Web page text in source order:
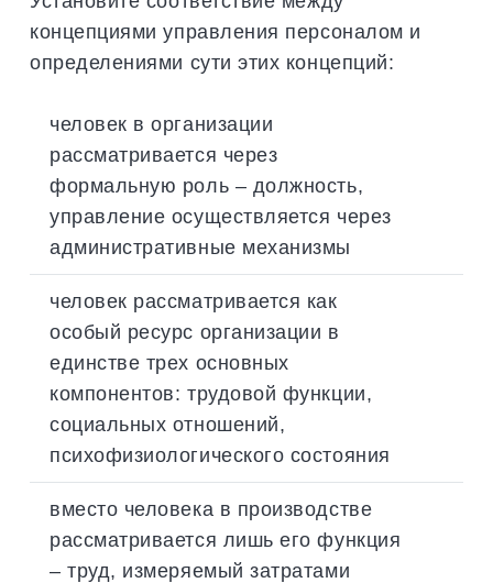
концепциями управления персоналом и
определениями сути этих концепций:
человек в организации
рассматривается через
формальную роль – должность,
управление осуществляется через
административные механизмы
человек рассматривается как
особый ресурс организации в
единстве трех основных
компонентов: трудовой функции,
социальных отношений,
психофизиологического состояния
вместо человека в производстве
рассматривается лишь его функция
– труд, измеряемый затратами